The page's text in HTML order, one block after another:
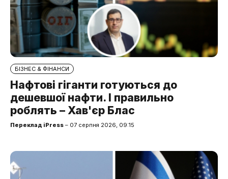
БІЗНЕС & ФІНАНСИ
Нафтові гіганти готуються до
дешевшої нафти. І правильно
роблять – Хав'єр Блас
Переклад iPress – 07 серпня 2026, 09:15